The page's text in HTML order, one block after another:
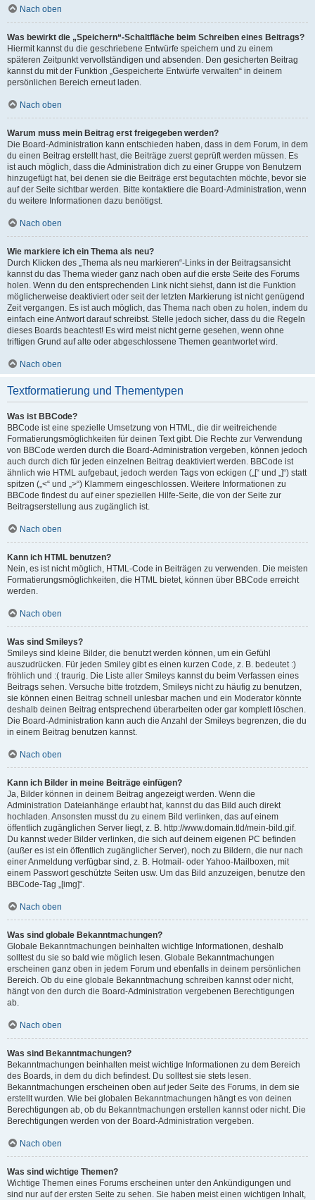
Nach oben
Was bewirkt die „Speichern“-Schaltfläche beim Schreiben eines Beitrags?
Hiermit kannst du die geschriebene Entwürfe speichern und zu einem
späteren Zeitpunkt vervollständigen und absenden. Den gesicherten Beitrag
kannst du mit der Funktion „Gespeicherte Entwürfe verwalten“ in deinem
persönlichen Bereich erneut laden.
Nach oben
Warum muss mein Beitrag erst freigegeben werden?
Die Board-Administration kann entschieden haben, dass in dem Forum, in dem
du einen Beitrag erstellt hast, die Beiträge zuerst geprüft werden müssen. Es
ist auch möglich, dass die Administration dich zu einer Gruppe von Benutzern
hinzugefügt hat, bei denen sie die Beiträge erst begutachten möchte, bevor sie
auf der Seite sichtbar werden. Bitte kontaktiere die Board-Administration, wenn
du weitere Informationen dazu benötigst.
Nach oben
Wie markiere ich ein Thema als neu?
Durch Klicken des „Thema als neu markieren“-Links in der Beitragsansicht
kannst du das Thema wieder ganz nach oben auf die erste Seite des Forums
holen. Wenn du den entsprechenden Link nicht siehst, dann ist die Funktion
möglicherweise deaktiviert oder seit der letzten Markierung ist nicht genügend
Zeit vergangen. Es ist auch möglich, das Thema nach oben zu holen, indem du
einfach eine Antwort darauf schreibst. Stelle jedoch sicher, dass du die Regeln
dieses Boards beachtest! Es wird meist nicht gerne gesehen, wenn ohne
triftigen Grund auf alte oder abgeschlossene Themen geantwortet wird.
Nach oben
Textformatierung und Thementypen
Was ist BBCode?
BBCode ist eine spezielle Umsetzung von HTML, die dir weitreichende
Formatierungsmöglichkeiten für deinen Text gibt. Die Rechte zur Verwendung
von BBCode werden durch die Board-Administration vergeben, können jedoch
auch durch dich für jeden einzelnen Beitrag deaktiviert werden. BBCode ist
ähnlich wie HTML aufgebaut, jedoch werden Tags von eckigen („[“ und „]“) statt
spitzen („<“ und „>“) Klammern eingeschlossen. Weitere Informationen zu
BBCode findest du auf einer speziellen Hilfe-Seite, die von der Seite zur
Beitragserstellung aus zugänglich ist.
Nach oben
Kann ich HTML benutzen?
Nein, es ist nicht möglich, HTML-Code in Beiträgen zu verwenden. Die meisten
Formatierungsmöglichkeiten, die HTML bietet, können über BBCode erreicht
werden.
Nach oben
Was sind Smileys?
Smileys sind kleine Bilder, die benutzt werden können, um ein Gefühl
auszudrücken. Für jeden Smiley gibt es einen kurzen Code, z. B. bedeutet :)
fröhlich und :( traurig. Die Liste aller Smileys kannst du beim Verfassen eines
Beitrags sehen. Versuche bitte trotzdem, Smileys nicht zu häufig zu benutzen,
sie können einen Beitrag schnell unlesbar machen und ein Moderator könnte
deshalb deinen Beitrag entsprechend überarbeiten oder gar komplett löschen.
Die Board-Administration kann auch die Anzahl der Smileys begrenzen, die du
in einem Beitrag benutzen kannst.
Nach oben
Kann ich Bilder in meine Beiträge einfügen?
Ja, Bilder können in deinem Beitrag angezeigt werden. Wenn die
Administration Dateianhänge erlaubt hat, kannst du das Bild auch direkt
hochladen. Ansonsten musst du zu einem Bild verlinken, das auf einem
öffentlich zugänglichen Server liegt, z. B. http://www.domain.tld/mein-bild.gif.
Du kannst weder Bilder verlinken, die sich auf deinem eigenen PC befinden
(außer es ist ein öffentlich zugänglicher Server), noch zu Bildern, die nur nach
einer Anmeldung verfügbar sind, z. B. Hotmail- oder Yahoo-Mailboxen, mit
einem Passwort geschützte Seiten usw. Um das Bild anzuzeigen, benutze den
BBCode-Tag „[img]“.
Nach oben
Was sind globale Bekanntmachungen?
Globale Bekanntmachungen beinhalten wichtige Informationen, deshalb
solltest du sie so bald wie möglich lesen. Globale Bekanntmachungen
erscheinen ganz oben in jedem Forum und ebenfalls in deinem persönlichen
Bereich. Ob du eine globale Bekanntmachung schreiben kannst oder nicht,
hängt von den durch die Board-Administration vergebenen Berechtigungen
ab.
Nach oben
Was sind Bekanntmachungen?
Bekanntmachungen beinhalten meist wichtige Informationen zu dem Bereich
des Boards, in dem du dich befindest. Du solltest sie stets lesen.
Bekanntmachungen erscheinen oben auf jeder Seite des Forums, in dem sie
erstellt wurden. Wie bei globalen Bekanntmachungen hängt es von deinen
Berechtigungen ab, ob du Bekanntmachungen erstellen kannst oder nicht. Die
Berechtigungen werden von der Board-Administration vergeben.
Nach oben
Was sind wichtige Themen?
Wichtige Themen eines Forums erscheinen unter den Ankündigungen und
sind nur auf der ersten Seite zu sehen. Sie haben meist einen wichtigen Inhalt,